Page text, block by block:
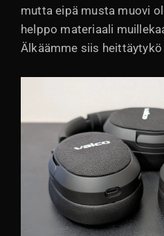
mutta eipä musta muovi
helppo materiaali
Älkäämme siis